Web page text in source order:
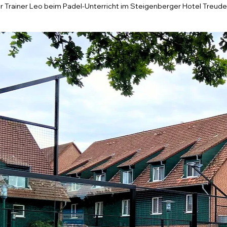
Trainer Leo beim Padel-Unterricht im Steigenberger Hotel